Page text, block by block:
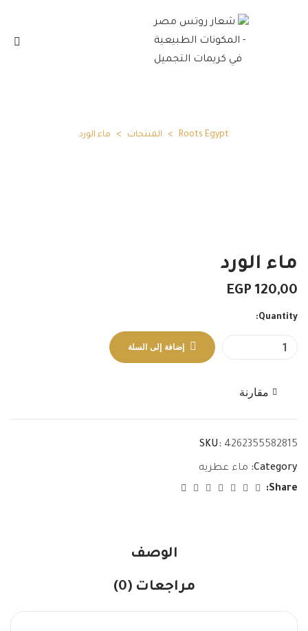
Roots Egypt
> المنتجات > ماء الورد
ماء الورد
EGP 120,00
Quantity:
إضافة إلى السلة
مقارنة
SKU: 4262355582815
Category: ماء عطريه
Share:
الوصف
مراجعات (0)